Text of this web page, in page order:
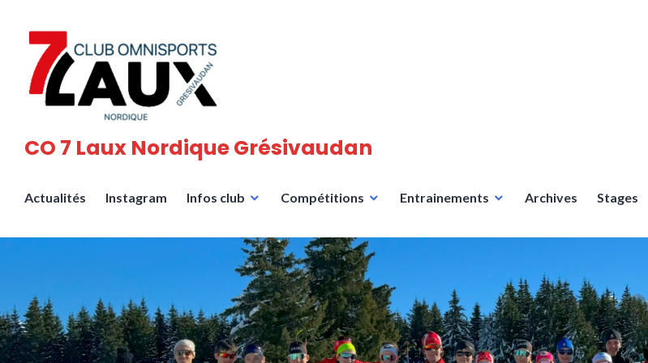
contenu
principal
CO 7 Laux Nordique Grésivaudan
Actualités Instagram Infos club Compétitions Entrainements Archives Stages